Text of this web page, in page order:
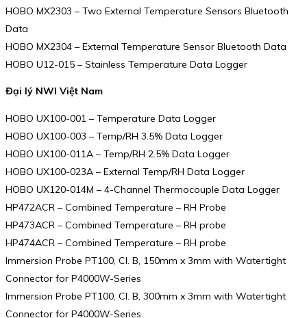
HOBO MX2303 – Two External Temperature Sensors Bluetooth
Data
HOBO MX2304 – External Temperature Sensor Bluetooth Data
HOBO U12-015 – Stainless Temperature Data Logger
Đại lý NWI Việt Nam
HOBO UX100-001 – Temperature Data Logger
HOBO UX100-003 – Temp/RH 3.5% Data Logger
HOBO UX100-011A – Temp/RH 2.5% Data Logger
HOBO UX100-023A – External Temp/RH Data Logger
HOBO UX120-014M – 4-Channel Thermocouple Data Logger
HP472ACR – Combined Temperature – RH Probe
HP473ACR – Combined Temperature – RH probe
HP474ACR – Combined Temperature – RH probe
Immersion Probe PT100, Cl. B, 150mm x 3mm with Watertight
Connector for P4000W-Series
Immersion Probe PT100, Cl. B, 300mm x 3mm with Watertight
Connector for P4000W-Series